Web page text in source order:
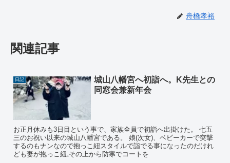
舟橋孝裕
関連記事
日記
城山八幡宮へ初詣へ。K先生との
同窓会兼新年会
お正月休みも3日目という事で、家族全員で初詣へ出掛けた。 七五
三のお祝い以来の城山八幡宮である。 娘(次女)、ベビーカーで突撃
するのもナンなので抱っこ紐スタイルで詣でる事になったのだけれ
ども妻が抱っこ紐₊その上から防寒でコートを